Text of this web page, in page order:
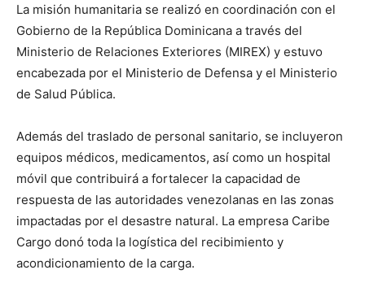
La misión humanitaria se realizó en coordinación con el
Gobierno de la República Dominicana a través del
Ministerio de Relaciones Exteriores (MIREX) y estuvo
encabezada por el Ministerio de Defensa y el Ministerio
de Salud Pública.
Además del traslado de personal sanitario, se incluyeron
equipos médicos, medicamentos, así como un hospital
móvil que contribuirá a fortalecer la capacidad de
respuesta de las autoridades venezolanas en las zonas
impactadas por el desastre natural. La empresa Caribe
Cargo donó toda la logística del recibimiento y
acondicionamiento de la carga.